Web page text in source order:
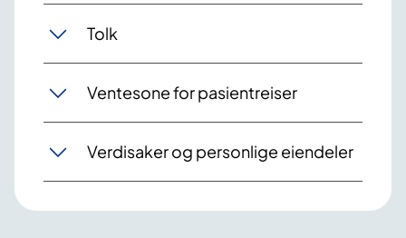
Tolk
Ventesone for pasientreiser
Verdisaker og personlige eiendeler